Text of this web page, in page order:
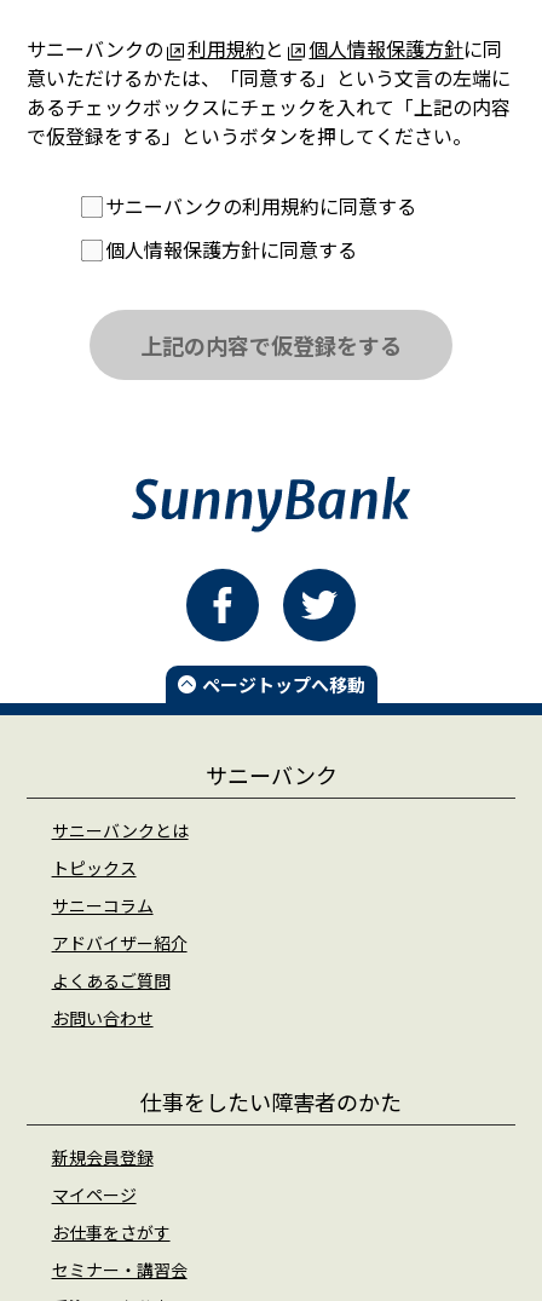
サニーバンクの 利用規約と 個人情報保護方針に同
意いただけるかたは、
「同意する」という文言の左端に
あるチェックボックスにチェックを入れて 「上記の内容
で仮登録をする」というボタンを押してください。
サニーバンクの利用規約に同意する
個人情報保護方針に同意する
上記の内容で仮登録をする
ページトップへ移動
サニーバンク
サニーバンクとは
トピックス
サニーコラム
アドバイザー紹介
よくあるご質問
お問い合わせ
仕事をしたい障害者のかた
新規会員登録
マイページ
お仕事をさがす
セミナー・講習会